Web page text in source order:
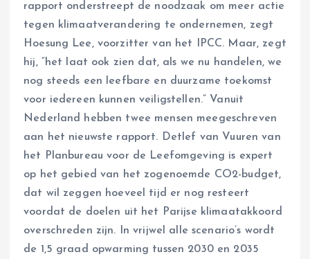
rapport onderstreept de noodzaak om meer actie
tegen klimaatverandering te ondernemen, zegt
Hoesung Lee, voorzitter van het IPCC. Maar, zegt
hij, “het laat ook zien dat, als we nu handelen, we
nog steeds een leefbare en duurzame toekomst
voor iedereen kunnen veiligstellen.” Vanuit
Nederland hebben twee mensen meegeschreven
aan het nieuwste rapport. Detlef van Vuuren van
het Planbureau voor de Leefomgeving is expert
op het gebied van het zogenoemde CO2-budget,
dat wil zeggen hoeveel tijd er nog resteert
voordat de doelen uit het Parijse klimaatakkoord
overschreden zijn. In vrijwel alle scenario’s wordt
de 1,5 graad opwarming tussen 2030 en 2035